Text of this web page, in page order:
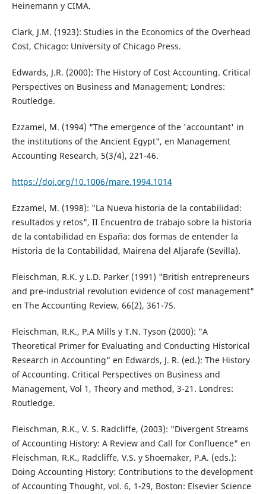
Heinemann y CIMA.
Clark, J.M. (1923): Studies in the Economics of the Overhead
Cost, Chicago: University of Chicago Press.
Edwards, J.R. (2000): The History of Cost Accounting. Critical
Perspectives on Business and Management; Londres:
Routledge.
Ezzamel, M. (1994) "The emergence of the 'accountant' in
the institutions of the Ancient Egypt", en Management
Accounting Research, 5(3/4), 221-46.
https://doi.org/10.1006/mare.1994.1014
Ezzamel, M. (1998): "La Nueva historia de la contabilidad:
resultados y retos", II Encuentro de trabajo sobre la historia
de la contabilidad en España: dos formas de entender la
Historia de la Contabilidad, Mairena del Aljarafe (Sevilla).
Fleischman, R.K. y L.D. Parker (1991) "British entrepreneurs
and pre-industrial revolution evidence of cost management"
en The Accounting Review, 66(2), 361-75.
Fleischman, R.K., P.A Mills y T.N. Tyson (2000): "A
Theoretical Primer for Evaluating and Conducting Historical
Research in Accounting" en Edwards, J. R. (ed.): The History
of Accounting. Critical Perspectives on Business and
Management, Vol 1, Theory and method, 3-21. Londres:
Routledge.
Fleischman, R.K., V. S. Radcliffe, (2003): "Divergent Streams
of Accounting History: A Review and Call for Confluence" en
Fleischman, R.K., Radcliffe, V.S. y Shoemaker, P.A. (eds.):
Doing Accounting History: Contributions to the development
of Accounting Thought, vol. 6, 1-29, Boston: Elsevier Science